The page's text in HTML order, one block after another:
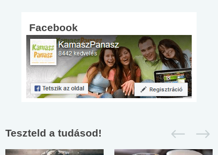
Facebook
Teszteld a tudásod!